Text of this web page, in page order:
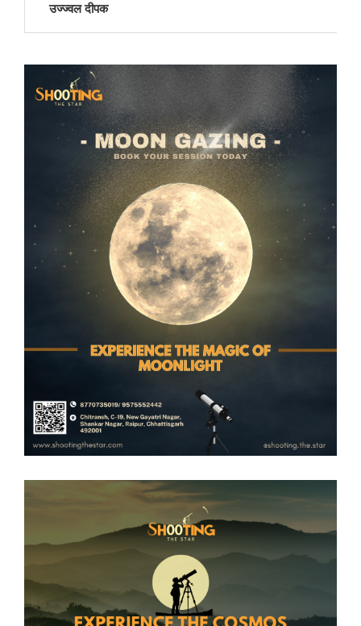
उज्ज्वल दीपक